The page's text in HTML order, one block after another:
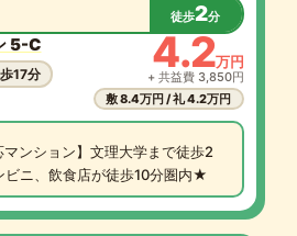
徒歩2分
5-C
17分 4.2万円
+ 共益費 3,850円
敷 8.4万円 / 礼 4.2万円
マンション】文理大学まで徒歩2
ニ、飲食店が徒歩10分圏内★